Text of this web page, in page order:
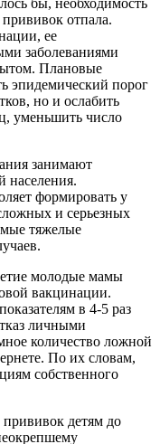
бы, необходимость
отпала.
ее
заболеваниями
Плановые
эпидемический порог
но и ослабить
уменьшить число
занимают
населения.
формировать у
и серьезных
тяжелые
молодые мамы
вакцинации.
в 4-5 раз
личными
количество ложной
По их словам,
собственного
прививок детям до